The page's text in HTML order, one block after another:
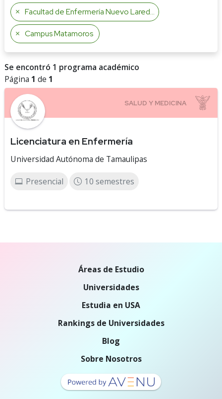
Facultad de Enfermería Nuevo Laredo
Campus Matamoros
Se encontró 1 programa académico
Página 1 de 1
Licenciatura en Enfermería
Universidad Autónoma de Tamaulipas
Presencial 10 semestres
Áreas de Estudio
Universidades
Estudia en USA
Rankings de Universidades
Blog
Sobre Nosotros